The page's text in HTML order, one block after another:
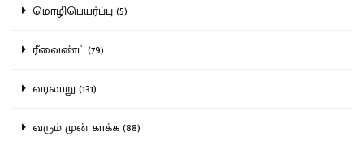
மொழிபெயர்ப்பு (5)
ரீவைண்ட் (79)
வரலாறு (131)
வரும் முன் காக்க (88)